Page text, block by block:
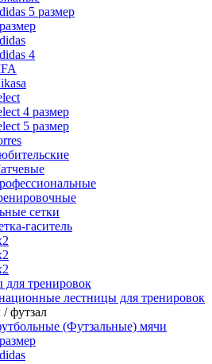
5 размер
4
4 размер
5 размер
сетки
гаситель
для тренировок
лестницы для тренировок
футзал
(Футзальные) мячи